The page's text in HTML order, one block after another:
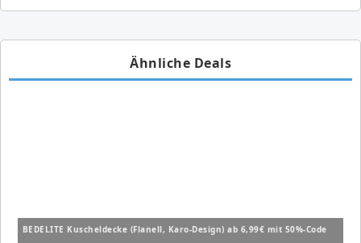
Ähnliche Deals
BEDELITE Kuscheldecke (Flanell, Karo-Design) ab 6,99€ mit 50%-Code